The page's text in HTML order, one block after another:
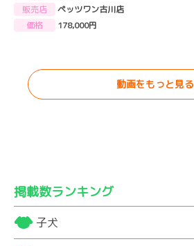
販売店
ペッツワン古川店
価格
178,000円
動画をもっと見る
掲載数ランキング
子犬